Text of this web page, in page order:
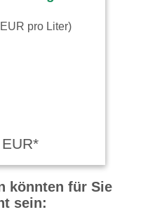
pro Liter)
könnten für Sie
sein: